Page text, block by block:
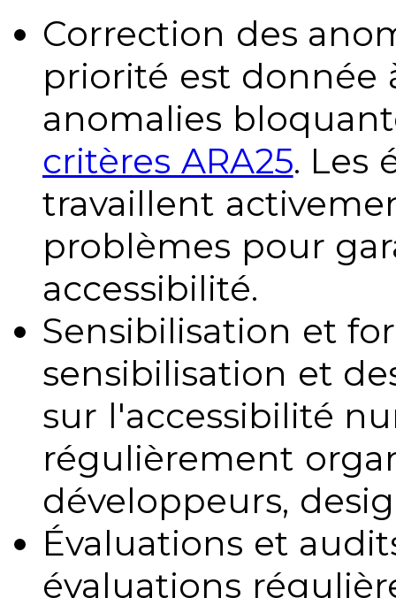
Correction des
priorité est donnée
anomalies
critères ARA25. Les
travaillent
problèmes pour
accessibilité.
Sensibilisation et
sensibilisation et
sur l'accessibilité
régulièrement
développeurs,
Évaluations et
évaluations